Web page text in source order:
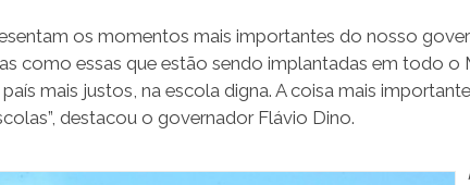
os momentos mais importantes do nosso
como essas que estão sendo implantadas em todo o
mais justos, na escola digna. A coisa mais
destacou o governador Flávio Dino.